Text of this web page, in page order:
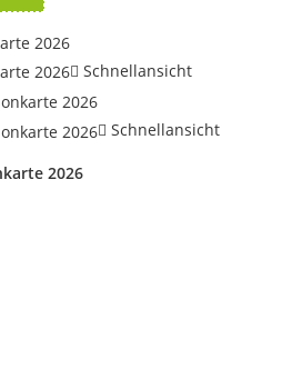
Schnellansicht
Schnellansicht
2026